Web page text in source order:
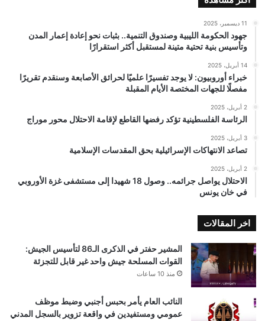
11 ديسمبر، 2025
جهود الحكومة الليبية وصندوق التنمية.. بثبات نحو إعادة إعمار المدن
وتأسيس بنية تحتية متينة لمستقبل أكثر استقرارًا
14 أبريل، 2025
خبراء أوروبيون: لا يوجد تفسيرًا علميًا لحرائق الأصابعة وسنقدم تقريرًا
مفصلًا للجهات المختصة الأيام المقبلة
2 أبريل، 2025
الرئاسة الفلسطينية تؤكد رفضها القاطع لإقامة الاحتلال محور موراج
3 أبريل، 2025
تصاعد الانتهاكات الإسرائيلية بحق المقدسات الإسلامية
2 أبريل، 2025
الاحتلال يواصل جرائمه.. وصول 18 شهيدا إلى مستشفى غزة الأوروبي
في خان يونس
اخر المقالات
المشير حفتر في الذكرى الـ86 لتأسيس الجيش:
القوات المسلحة جيش واحد غير قابل للتجزئة
منذ 10 ساعات
النائب العام يأمر بحبس أجنبي وضبط موظف
عمومي ومستفيدين في واقعة تزوير بالسجل المدني